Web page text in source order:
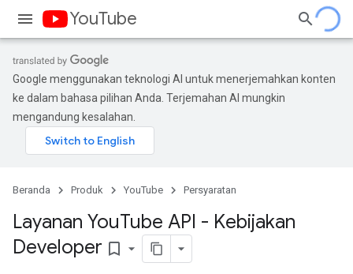
YouTube
Google menggunakan teknologi AI untuk menerjemahkan konten
ke dalam bahasa pilihan Anda. Terjemahan AI mungkin
mengandung kesalahan.
Beranda Produk YouTube Persyaratan
Layanan YouTube API - Kebijakan
Developer bookmark_border